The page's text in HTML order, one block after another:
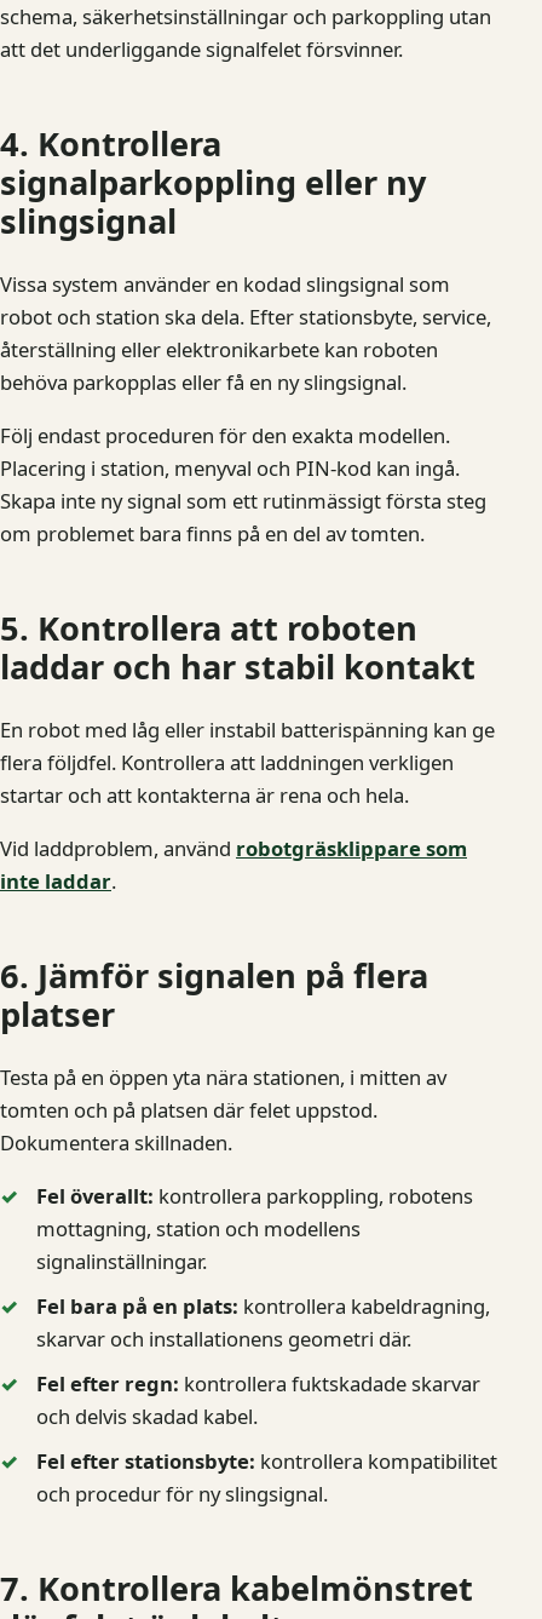
schema, säkerhetsinställningar och parkoppling utan
att det underliggande signalfelet försvinner.
4. Kontrollera
signalparkoppling eller ny
slingsignal
Vissa system använder en kodad slingsignal som
robot och station ska dela. Efter stationsbyte, service,
återställning eller elektronikarbete kan roboten
behöva parkopplas eller få en ny slingsignal.
Följ endast proceduren för den exakta modellen.
Placering i station, menyval och PIN-kod kan ingå.
Skapa inte ny signal som ett rutinmässigt första steg
om problemet bara finns på en del av tomten.
5. Kontrollera att roboten
laddar och har stabil kontakt
En robot med låg eller instabil batterispänning kan ge
flera följdfel. Kontrollera att laddningen verkligen
startar och att kontakterna är rena och hela.
Vid laddproblem, använd robotgräsklippare som
inte laddar.
6. Jämför signalen på flera
platser
Testa på en öppen yta nära stationen, i mitten av
tomten och på platsen där felet uppstod.
Dokumentera skillnaden.
Fel överallt: kontrollera parkoppling, robotens
mottagning, station och modellens
signalinställningar.
Fel bara på en plats: kontrollera kabeldragning,
skarvar och installationens geometri där.
Fel efter regn: kontrollera fuktskadade skarvar
och delvis skadad kabel.
Fel efter stationsbyte: kontrollera kompatibilitet
och procedur för ny slingsignal.
7. Kontrollera kabelmönstret